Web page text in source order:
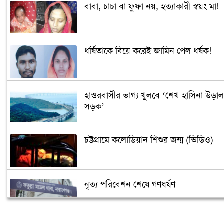
বাবা, চাচা বা ফুফা নয়, হত্যাকারী স্বয়ং মা!
ধর্ষিতাকে বিয়ে করেই জামিন পেল ধর্ষক!
হাওরবাসীর ভাগ্য খুলবে ‘শেখ হাসিনা উড়াল
সড়ক’
চট্টগ্রামে কলোডিয়ান শিশুর জন্ম (ভিডিও)
নৃত্য পরিবেশন শেষে গণধর্ষণ